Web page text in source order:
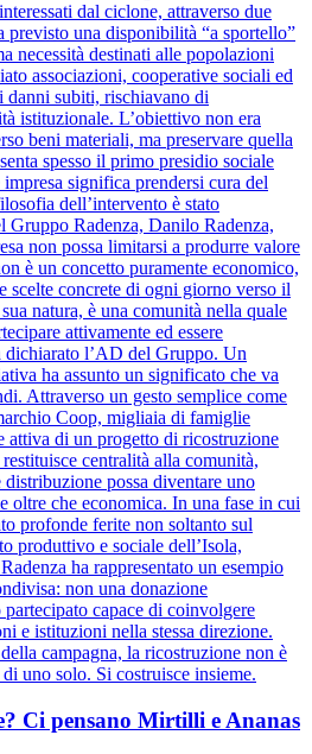
dal ciclone, attraverso due
una disponibilità “a sportello”
necessità destinati alle popolazioni
associazioni, cooperative sociali ed
danni subiti, rischiavano di
istituzionale. L’obiettivo non era
beni materiali, ma preservare quella
spesso il primo presidio sociale
significa prendersi cura del
dell’intervento è stato
Gruppo Radenza, Danilo Radenza,
non possa limitarsi a produrre valore
è un concetto puramente economico,
scelte concrete di ogni giorno verso il
natura, è una comunità nella quale
attivamente ed essere
dichiarato l’AD del Gruppo. Un
ha assunto un significato che va
Attraverso un gesto semplice come
Coop, migliaia di famiglie
attiva di un progetto di ricostruzione
centralità alla comunità,
possa diventare uno
oltre che economica. In una fase in cui
profonde ferite non soltanto sul
produttivo e sociale dell’Isola,
ha rappresentato un esempio
non una donazione
capace di coinvolgere
e istituzioni nella stessa direzione.
campagna, la ricostruzione non è
uno solo. Si costruisce insieme.
Ci pensano Mirtilli e Ananas